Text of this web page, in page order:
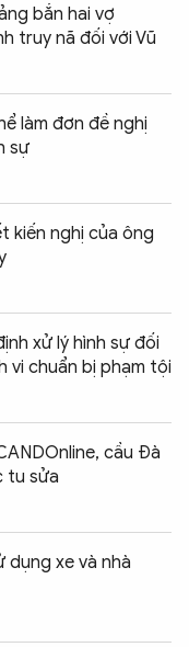
bắn hai vợ
truy nã đối với Vũ
làm đơn đề nghị
sự
kiến nghị của ông
xử lý hình sự đối
vi chuẩn bị phạm tội
cầu Đà
tu sửa
dụng xe và nhà